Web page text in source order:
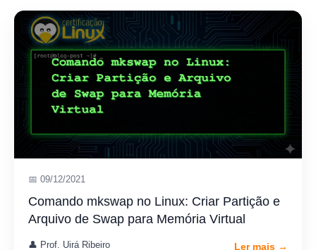
📅 09/12/2021
Comando mkswap no Linux: Criar Partição e
Arquivo de Swap para Memória Virtual
👤 Prof. Uirá Ribeiro Ler mais →